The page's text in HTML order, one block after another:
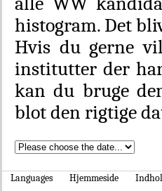
histogram. Det
Hvis du gerne
institutter der
kan du bruge
blot den rigtige
Languages Hjemmeside